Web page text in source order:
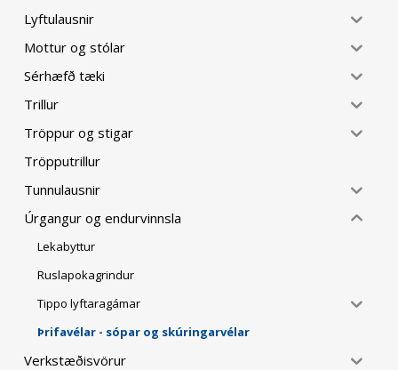
Lyftulausnir
Mottur og stólar
Sérhæfð tæki
Trillur
Tröppur og stigar
Tröpputrillur
Tunnulausnir
Úrgangur og endurvinnsla
Lekabyttur
Ruslapokagrindur
Tippo lyftaragámar
Þrifavélar - sópar og skúringarvélar
Verkstæðisvörur